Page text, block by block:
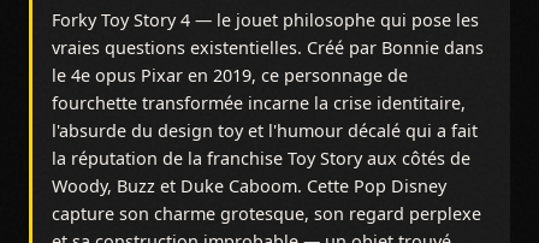
Forky Toy Story 4 — le jouet philosophe qui pose les
vraies questions existentielles. Créé par Bonnie dans
le 4e opus Pixar en 2019, ce personnage de
fourchette transformée incarne la crise identitaire,
l'absurde du design toy et l'humour décalé qui a fait
la réputation de la franchise Toy Story aux côtés de
Woody, Buzz et Duke Caboom. Cette Pop Disney
capture son charme grotesque, son regard perplexe